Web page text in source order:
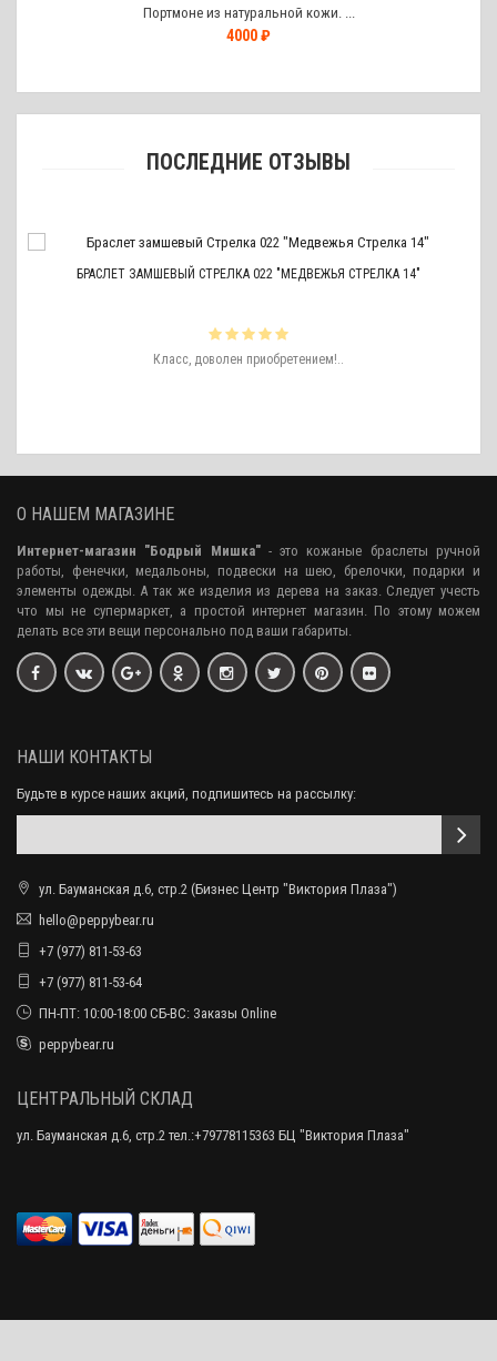
Портмоне из натуральной кожи. ...
4000 ₽
ПОСЛЕДНИЕ ОТЗЫВЫ
БРАСЛЕТ ЗАМШЕВЫЙ СТРЕЛКА 022 "МЕДВЕЖЬЯ СТРЕЛКА 14"
Класс, доволен приобретением!..
О НАШЕМ МАГАЗИНЕ
Интернет-магазин "Бодрый Мишка"- это кожаные браслеты ручной
работы, фенечки, медальоны, подвески на шею, брелочки, подарки и
элементы одежды. А так же изделия из дерева на заказ. Следует учесть
что мы не супермаркет, а простой интернет магазин. По этому можем
делать все эти вещи персонально под ваши габариты.
НАШИ КОНТАКТЫ
Будьте в курсе наших акций, подпишитесь на рассылку:
ул. Бауманская д.6, стр.2 (Бизнес Центр "Виктория Плаза")
hello@peppybear.ru
+7 (977) 811-53-63
+7 (977) 811-53-64
ПН-ПТ: 10:00-18:00 СБ-ВС: Заказы Online
peppybear.ru
ЦЕНТРАЛЬНЫЙ СКЛАД
ул. Бауманская д.6, стр.2 тел.:+79778115363 БЦ "Виктория Плаза"